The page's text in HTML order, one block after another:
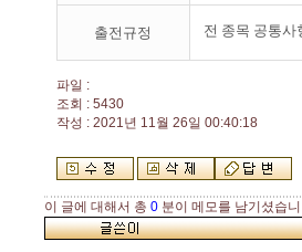
출전규정 전 종목 공통사
파일 :
조회 : 5430
작성 : 2021년 11월 26일 00:40:18
이 글에 대해서 총 0 분이 메모를 남기셨습